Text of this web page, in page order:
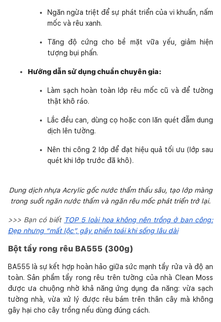
Ngăn ngừa triệt để sự phát triển của vi khuẩn, nấm
mốc và rêu xanh.
Tăng độ cứng cho bề mặt vữa yếu, giảm hiện
tượng bụi phấn.
Hướng dẫn sử dụng chuẩn chuyên gia:
Làm sạch hoàn toàn lớp rêu mốc cũ và để tường
thật khô ráo.
Lắc đều can, dùng cọ hoặc con lăn quét đẫm dung
dịch lên tường.
Nên thi công 2 lớp để đạt hiệu quả tối ưu (lớp sau
quét khi lớp trước đã khô).
Dung dịch nhựa Acrylic gốc nước thẩm thấu sâu, tạo lớp màng
trong suốt ngăn nước thấm và ngăn rêu mốc phát triển trở lại.
>>> Bạn có biết TOP 5 loài hoa không nên trồng ở ban công:
Đẹp nhưng “mất lộc”, gây phiền toái khi sống lâu dài
Bột tẩy rong rêu BA555 (300g)
BA555 là sự kết hợp hoàn hảo giữa sức mạnh tẩy rửa và độ an
toàn. Sản phẩm tẩy rong rêu trên tường của nhà Clean Moss
được ưa chuộng nhờ khả năng ứng dụng đa năng: vừa sạch
tường nhà, vừa xử lý được rêu bám trên thân cây mà không
gây hại cho cây trồng nếu dùng đúng cách.